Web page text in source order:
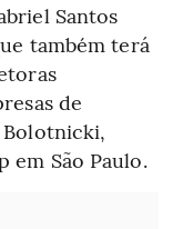
Santos
também terá
de
Bolotnicki,
São Paulo.